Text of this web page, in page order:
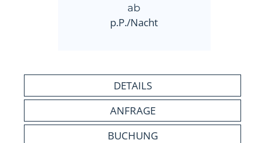
ab
p.P./Nacht
DETAILS
ANFRAGE
BUCHUNG